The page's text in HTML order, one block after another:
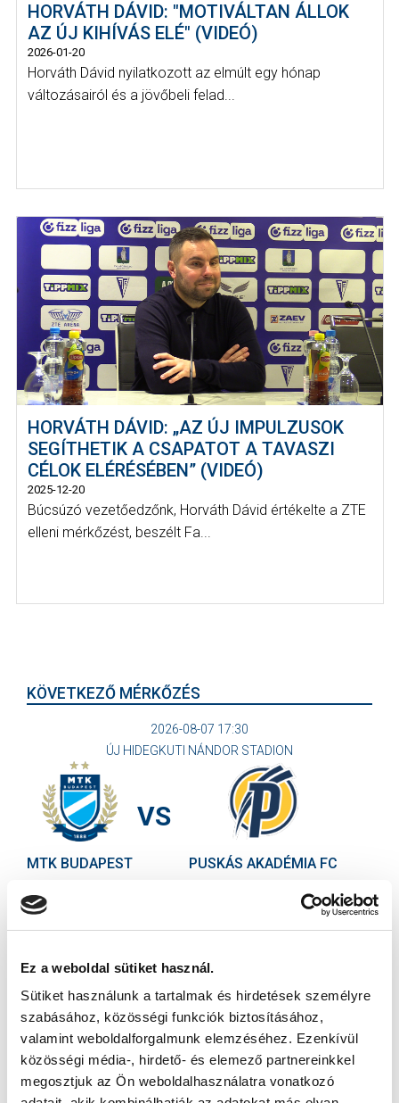
Ez a weboldal sütiket használ.
Sütiket használunk a tartalmak és hirdetések személyre
szabásához, közösségi funkciók biztosításához,
valamint weboldalforgalmunk elemzéséhez. Ezenkívül
közösségi média-, hirdető- és elemező partnereinkkel
megosztjuk az Ön weboldalhasználatra vonatkozó
HORVÁTH DÁVID: "MOTIVÁLTAN ÁLLOK
AZ ÚJ KIHÍVÁS ELÉ" (VIDEÓ)
2026-01-20
Horváth Dávid nyilatkozott az elmúlt egy hónap
változásairól és a jövőbeli felad...
HORVÁTH DÁVID: „AZ ÚJ IMPULZUSOK
SEGÍTHETIK A CSAPATOT A TAVASZI
CÉLOK ELÉRÉSÉBEN” (VIDEÓ)
2025-12-20
Búcsúzó vezetőedzőnk, Horváth Dávid értékelte a ZTE
elleni mérkőzést, beszélt Fa...
KÖVETKEZŐ MÉRKŐZÉS
2026-08-07 17:30
ÚJ HIDEGKUTI NÁNDOR STADION
MTK BUDAPEST
VS
PUSKÁS AKADÉMIA FC
MTK BUDAPEST HÍRLEVÉL
Elfogadom azAdatvédelmi tájékoztatót!